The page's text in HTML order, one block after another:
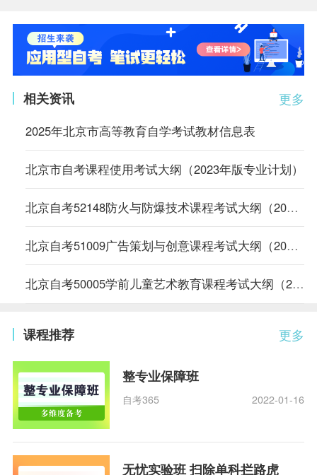
更多
相关资讯
2025年北京市高等教育自学考试教材信息表
北京市自考课程使用考试大纲（2023年版专业计划）
北京自考52148防火与防爆技术课程考试大纲（2023年版专业计划）
北京自考51009广告策划与创意课程考试大纲（2023年版专业计划）
北京自考50005学前儿童艺术教育课程考试大纲（2023年版专业计划）
更多
课程推荐
整专业保障班
自考365 2022-01-16
无忧实验班 扫除单科拦路虎